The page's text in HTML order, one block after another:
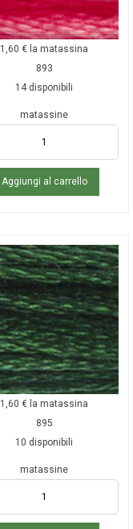
1,60€ la matassina
893
14 disponibili
matassine
Aggiungi al carrello
1,60€ la matassina
895
10 disponibili
matassine